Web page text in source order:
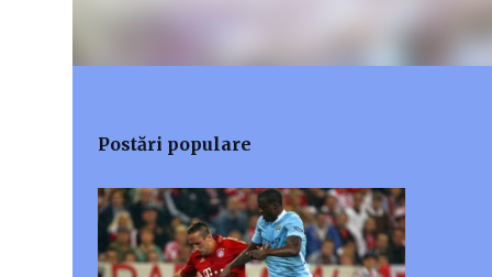
Postări populare